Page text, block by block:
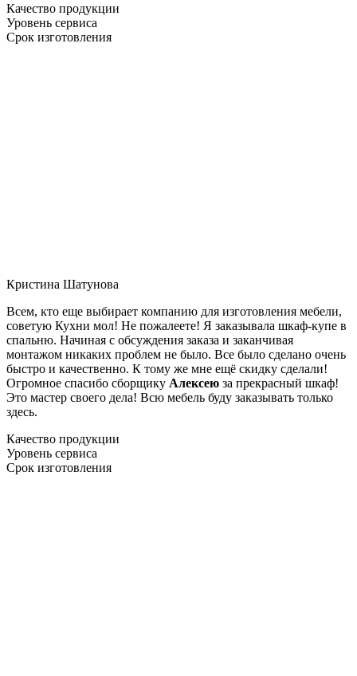
Качество продукции
Уровень сервиса
Срок изготовления
Кристина Шатунова
Всем, кто еще выбирает компанию для изготовления мебели,
советую Кухни мол! Не пожалеете! Я заказывала шкаф-купе в
спальню. Начиная с обсуждения заказа и заканчивая
монтажом никаких проблем не было. Все было сделано очень
быстро и качественно. К тому же мне ещё скидку сделали!
Огромное спасибо сборщику Алексею за прекрасный шкаф!
Это мастер своего дела! Всю мебель буду заказывать только
здесь.
Качество продукции
Уровень сервиса
Срок изготовления